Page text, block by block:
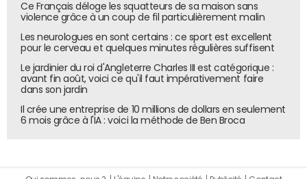
Ce Français déloge les squatteurs de sa maison sans
violence grâce à un coup de fil particulièrement malin
Les neurologues en sont certains : ce sport est excellent
pour le cerveau et quelques minutes régulières suffisent
Le jardinier du roi d'Angleterre Charles III est catégorique :
avant fin août, voici ce qu'il faut impérativement faire
dans son jardin
Il crée une entreprise de 10 millions de dollars en seulement
6 mois grâce à l'IA : voici la méthode de Ben Broca